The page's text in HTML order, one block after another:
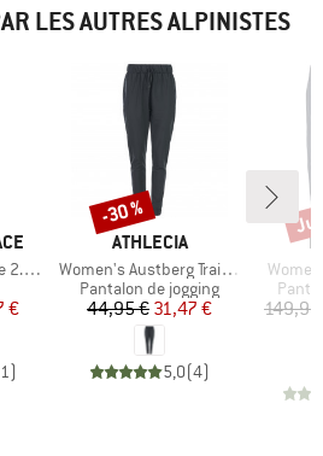
LES AUTRES ALPINISTES
€
1)
MARQUE
ATHLECIA
Article
Women's Austberg Training Pants
Product group
Pantalon de jogging
Prix
44,95 €Prix réduit
31,47 €
5,0(4)
Remise
-30 %
Article